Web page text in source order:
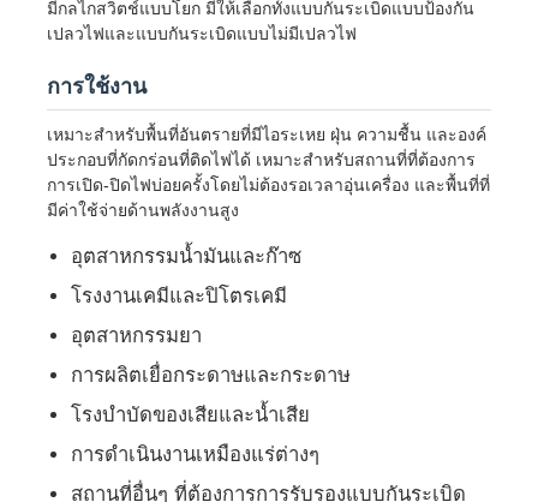
บ้าน
ผลิตภัณฑ์
มีกลไกสวิตช์แบบโยก มีให้เลือกทั้งแบบกันระเบิดแบบป้องกัน
เปลวไฟและแบบกันระเบิดแบบไม่มีเปลวไฟ
การใช้งาน
เหมาะสำหรับพื้นที่อันตรายที่มีไอระเหย ฝุ่น ความชื้น และองค์
ประกอบที่กัดกร่อนที่ติดไฟได้ เหมาะสำหรับสถานที่ที่ต้องการ
การเปิด-ปิดไฟบ่อยครั้งโดยไม่ต้องรอเวลาอุ่นเครื่อง และพื้นที่ที่
มีค่าใช้จ่ายด้านพลังงานสูง
อุตสาหกรรมน้ำมันและก๊าซ
โรงงานเคมีและปิโตรเคมี
อุตสาหกรรมยา
การผลิตเยื่อกระดาษและกระดาษ
โรงบำบัดของเสียและน้ำเสีย
การดำเนินงานเหมืองแร่ต่างๆ
สถานที่อื่นๆ ที่ต้องการการรับรองแบบกันระเบิด